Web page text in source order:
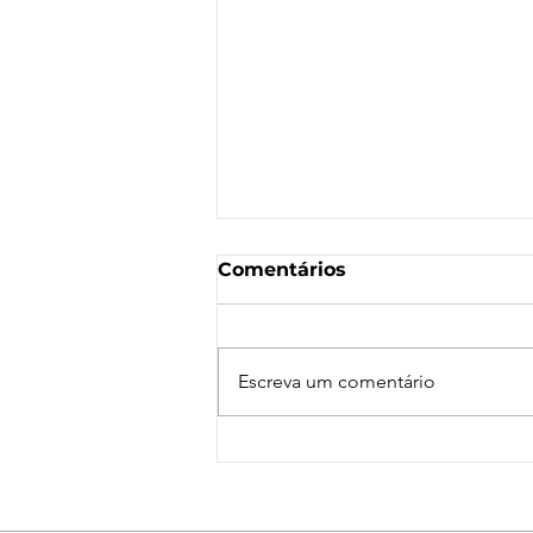
Comentários
Escreva um comentário